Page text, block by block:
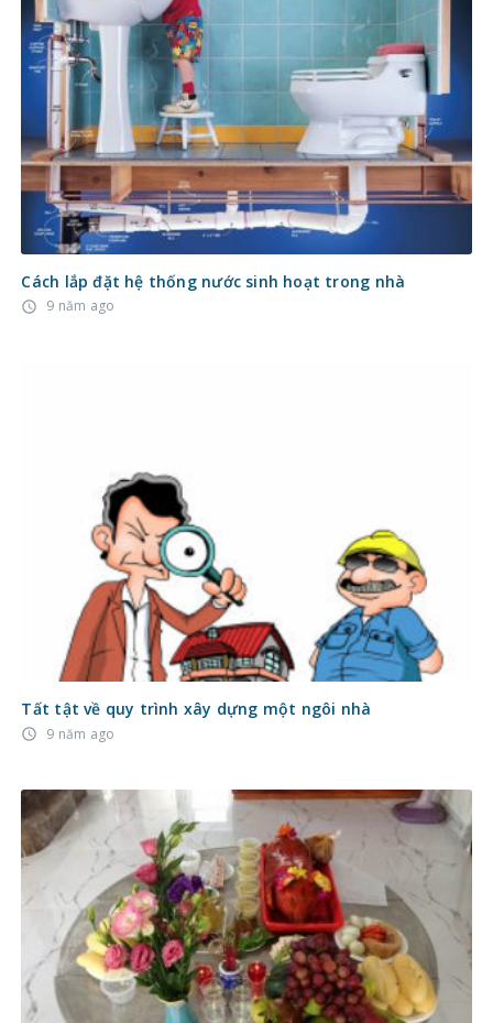
Cách lắp đặt hệ thống nước sinh hoạt trong nhà
access_time 9 năm ago
Tất tật về quy trình xây dựng một ngôi nhà
access_time 9 năm ago